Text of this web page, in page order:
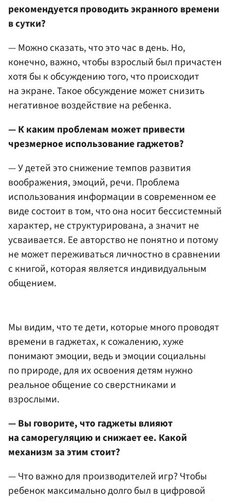
рекомендуется проводить экранного времени
в сутки?
— Можно сказать, что это час в день. Но,
конечно, важно, чтобы взрослый был причастен
хотя бы к обсуждению того, что происходит
на экране. Такое обсуждение может снизить
негативное воздействие на ребенка.
— К каким проблемам может привести
чрезмерное использование гаджетов?
— У детей это снижение темпов развития
воображения, эмоций, речи. Проблема
использования информации в современном ее
виде состоит в том, что она носит бессистемный
характер, не структурирована, а значит не
усваивается. Ее авторство не понятно и потому
не может переживаться личностно в сравнении
с книгой, которая является индивидуальным
общением.
Мы видим, что те дети, которые много проводят
времени в гаджетах, к сожалению, хуже
понимают эмоции, ведь и эмоции социальны
по природе, для их освоения детям нужно
реальное общение со сверстниками и
взрослыми.
— Вы говорите, что гаджеты влияют
на саморегуляцию и снижает ее. Какой
механизм за этим стоит?
— Что важно для производителей игр? Чтобы
ребенок максимально долго был в цифровой